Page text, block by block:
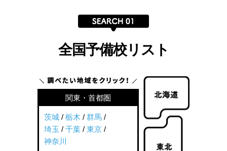
全国予備校リスト
関東・首都圏
茨城 / 栃木 / 群馬 /
埼玉 / 千葉 / 東京 /
神奈川